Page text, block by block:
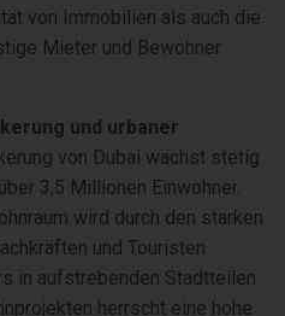
von Immobilien als auch die
Mieter und Bewohner
und urbaner
von Dubai wächst stetig
3,5 Millionen Einwohner.
wird durch den starken
und Touristen
in aufstrebenden Stadtteilen
herrscht eine hohe